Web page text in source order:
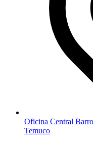
Oficina Central
Temuco